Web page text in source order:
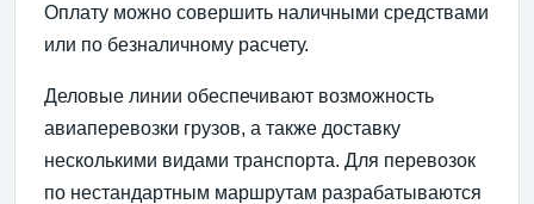
Оплату можно совершить наличными средствами
или по безналичному расчету.
Деловые линии обеспечивают возможность
авиаперевозки грузов, а также доставку
несколькими видами транспорта. Для перевозок
по нестандартным маршрутам разрабатываются